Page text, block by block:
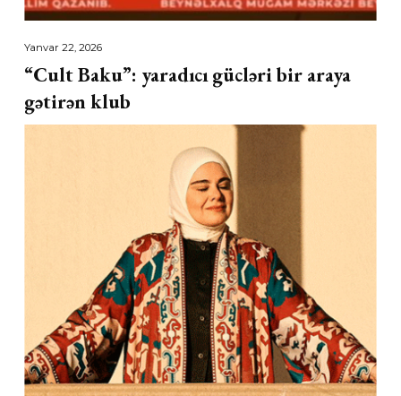
Yanvar 22, 2026
“Cult Baku”: yaradıcı gücləri bir araya
gətirən klub